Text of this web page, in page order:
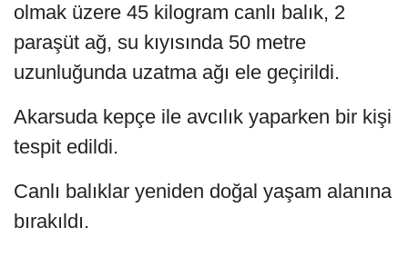
olmak üzere 45 kilogram canlı balık, 2
paraşüt ağ, su kıyısında 50 metre
uzunluğunda uzatma ağı ele geçirildi.
Akarsuda kepçe ile avcılık yaparken bir kişi
tespit edildi.
Canlı balıklar yeniden doğal yaşam alanına
bırakıldı.